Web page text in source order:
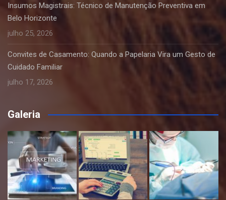
Insumos Magistrais: Técnico de Manutenção Preventiva em
Belo Horizonte
julho 25, 2026
Convites de Casamento: Quando a Papelaria Vira um Gesto de
Cuidado Familiar
julho 17, 2026
Galeria